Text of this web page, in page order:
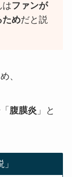
はファンが
ためだと説
、
腹膜炎 」と